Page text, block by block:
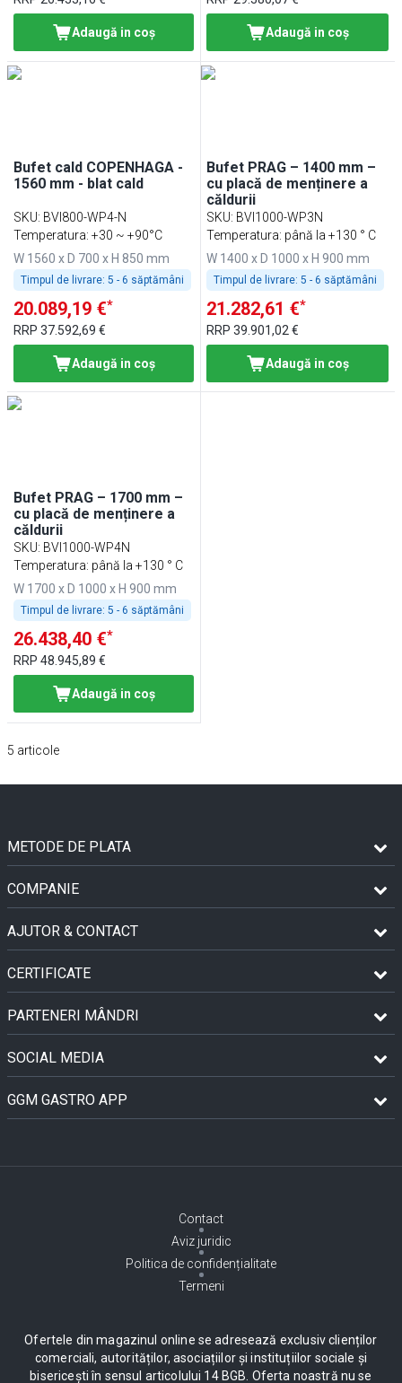
Adaugă in coş Adaugă in coş
Bufet cald COPENHAGA -
1560 mm - blat cald
SKU: BVI800-WP4-N
Temperatura: +30 ~ +90°C
W 1560 x D 700 x H 850 mm
Timpul de livrare: 5 - 6 săptămâni
20.089,19 €*
RRP 37.592,69 €
Adaugă in coş
Bufet PRAG – 1400 mm –
cu placă de menținere a
căldurii
SKU: BVI1000-WP3N
Temperatura: până la +130 ° C
W 1400 x D 1000 x H 900 mm
Timpul de livrare: 5 - 6 săptămâni
21.282,61 €*
RRP39.901,02 €
Adaugă in coş
Bufet PRAG – 1700 mm –
cu placă de menținere a
căldurii
SKU: BVI1000-WP4N
Temperatura: până la +130 ° C
W 1700 x D 1000 x H 900 mm
Timpul de livrare: 5 - 6 săptămâni
26.438,40 €*
RRP 48.945,89 €
Adaugă in coş
5 articole
METODE DE PLATA
COMPANIE
AJUTOR & CONTACT
CERTIFICATE
PARTENERI MÂNDRI
SOCIAL MEDIA
GGM GASTRO APP
Contact
Aviz juridic
Politica de confidențialitate
Termeni
Ofertele din magazinul online se adresează exclusiv clienților
comerciali, autorităților, asociațiilor și instituțiilor sociale și
bisericești în sensul articolului 14 BGB. Oferta noastră nu se